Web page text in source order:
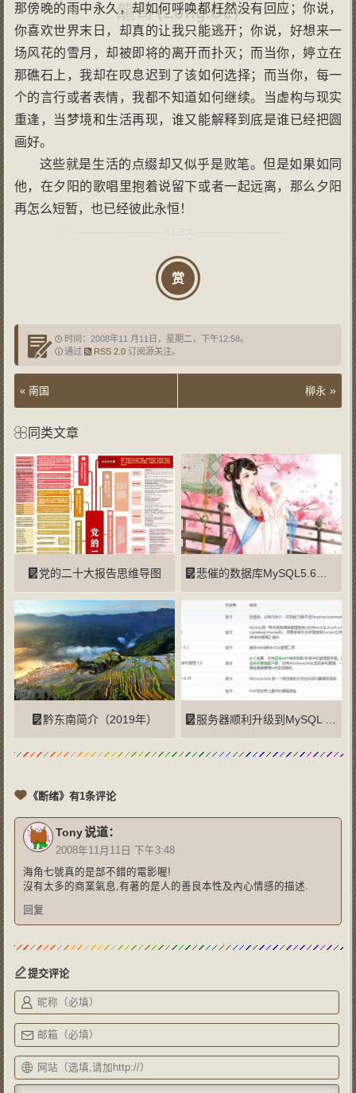
那傍晚的雨中永久，却如何呼唤都枉然没有回应；你说，
你喜欢世界末日，却真的让我只能逃开；你说，好想来一
场风花的雪月，却被即将的离开而扑灭；而当你，婷立在
那礁石上，我却在叹息迟到了该如何选择；而当你，每一
个的言行或者表情，我都不知道如何继续。当虚构与现实
重逢，当梦境和生活再现，谁又能解释到底是谁已经把圆
画好。
这些就是生活的点缀却又似乎是败笔。但是如果如同
他，在夕阳的歌唱里抱着说留下或者一起远离，那么夕阳
再怎么短暂，也已经彼此永恒！
赏
时间：2008年11 月11日，星期二，下午12:58。
通过
RSS 2.0订阅源关注。
« 南国 柳永 »
《断绪》有1条评论
Tony说道：
2008年11月11日 下午3:48
海角七號真的是部不錯的電影喔!
沒有太多的商業氣息,有著的是人的善良本性及內心情感的描述.
回复
提交评论
同类文章
党的二十大报告思维导图 悲催的数据库MySQL5.6升级到MySQL5.7失败
黔东南简介（2019年） 服务器顺利升级到MySQL 8.0.45